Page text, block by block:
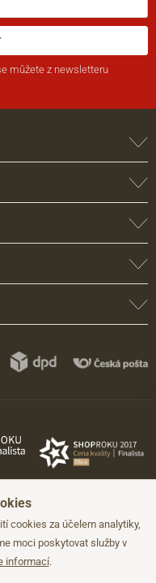
můžete z newsletteru
cookies za účelem analytiky,
moci poskytovat služby v
informací.